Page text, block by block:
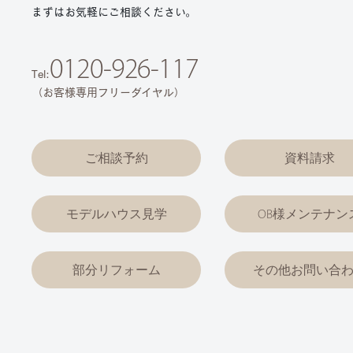
まずはお気軽にご相談ください。
Tel:0120-926-117
（お客様専用フリーダイヤル）
ご相談予約 資料請求
モデルハウス見学 OB様メンテナン
部分リフォーム その他お問い合